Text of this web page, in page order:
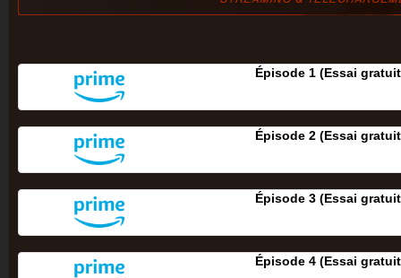
Épisode 1 (Essai
Épisode 2 (Essai
Épisode 3 (Essai
Épisode 4 (Essai